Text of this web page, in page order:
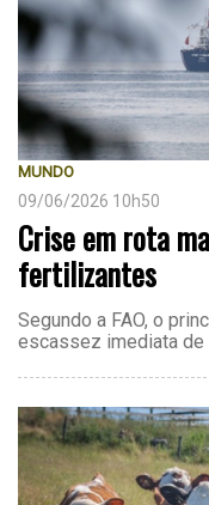
MUNDO
09/06/2026 10h50
Crise em rota
fertilizantes
Segundo a FAO, o
escassez imediata de